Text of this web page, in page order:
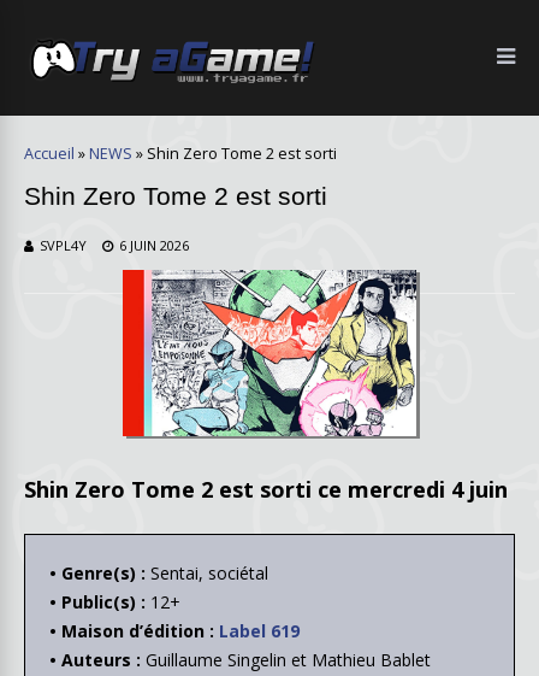
Accueil » NEWS » Shin Zero Tome 2 est sorti
Shin Zero Tome 2 est sorti
SVPL4Y 6 JUIN 2026
Shin Zero Tome 2 est sorti ce mercredi 4 juin
• Genre(s) : Sentai, sociétal
• Public(s) : 12+
• Maison d’édition : Label 619
• Auteurs : Guillaume Singelin et Mathieu Bablet